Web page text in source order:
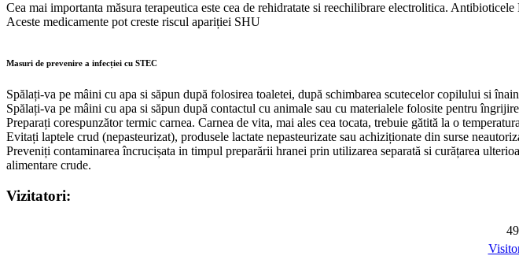
Cea mai importanta măsura terapeutica este cea de rehidratate si reechilibrare electrolitica.
Aceste medicamente pot creste riscul apariției SHU
Masuri de prevenire a infecției cu STEC
Spălați-va pe mâini cu apa si săpun după folosirea toaletei, după schimbarea scutecelor copilului si
Spălați-va pe mâini cu apa si săpun după contactul cu animale sau cu materialele folosite pentru
Preparați corespunzător termic carnea. Carnea de vita, mai ales cea tocata, trebuie gătită la o
Evitați laptele crud (nepasteurizat), produsele lactate nepasteurizate sau achiziționate din surse
Preveniți contaminarea încrucișata in timpul preparării hranei prin utilizarea separată si curățarea
alimentare crude.
Vizitatori:
49